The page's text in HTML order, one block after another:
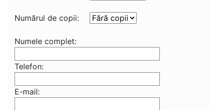
Numărul de copii:
Numele complet:
Telefon:
E-mail: